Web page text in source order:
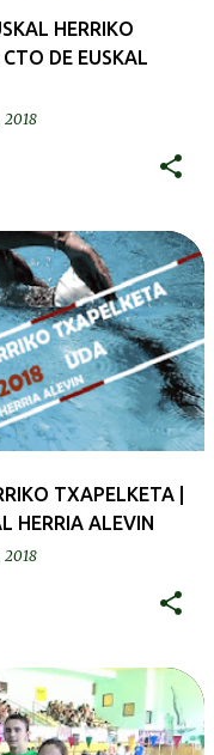
HERRIKO
DE EUSKAL
2018
TXAPELKETA |
HERRIA ALEVIN
2018